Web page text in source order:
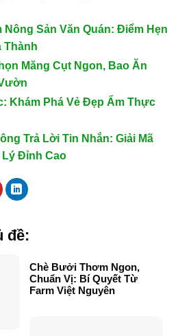
Nông Sản Văn Quán: Điểm Hẹn
Thành
Măng Cụt Ngon, Bao Ăn
Khám Phá Vẻ Đẹp Ẩm Thực
Trả Lời Tin Nhắn: Giải Mã
Lý Đỉnh Cao
đề:
Chè Bưởi Thơm Ngon,
Chuẩn Vị: Bí Quyết Từ
Farm Việt Nguyên